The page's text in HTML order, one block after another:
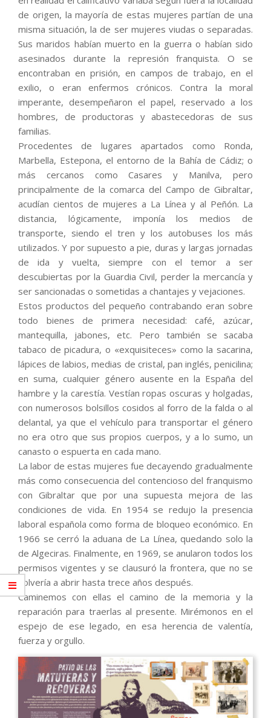
de origen, la mayoría de estas mujeres partían de una
misma situación, la de ser mujeres viudas o separadas.
Sus maridos habían muerto en la guerra o habían sido
asesinados durante la represión franquista. O se
encontraban en prisión, en campos de trabajo, en el
exilio, o eran enfermos crónicos. Contra la moral
imperante, desempeñaron el papel, reservado a los
hombres, de productoras y abastecedoras de sus
familias.
Procedentes de lugares apartados como Ronda,
Marbella, Estepona, el entorno de la Bahía de Cádiz; o
más cercanos como Casares y Manilva, pero
principalmente de la comarca del Campo de Gibraltar,
acudían cientos de mujeres a La Línea y al Peñón. La
distancia, lógicamente, imponía los medios de
transporte, siendo el tren y los autobuses los más
utilizados. Y por supuesto a pie, duras y largas jornadas
de ida y vuelta, siempre con el temor a ser
descubiertas por la Guardia Civil, perder la mercancía y
ser sancionadas o sometidas a chantajes y vejaciones.
Estos productos del pequeño contrabando eran sobre
todo bienes de primera necesidad: café, azúcar,
mantequilla, jabones, etc. Pero también se sacaba
tabaco de picadura, o «exquisiteces» como la sacarina,
lápices de labios, medias de cristal, pan inglés, penicilina;
en suma, cualquier género ausente en la España del
hambre y la carestía. Vestían ropas oscuras y holgadas,
con numerosos bolsillos cosidos al forro de la falda o al
delantal, ya que el vehículo para transportar el género
no era otro que sus propios cuerpos, y a lo sumo, un
canasto o espuerta en cada mano.
La labor de estas mujeres fue decayendo gradualmente
más como consecuencia del contencioso del franquismo
con Gibraltar que por una supuesta mejora de las
condiciones de vida. En 1954 se redujo la presencia
laboral española como forma de bloqueo económico. En
1966 se cerró la aduana de La Línea, quedando solo la
de Algeciras. Finalmente, en 1969, se anularon todos los
permisos vigentes y se clausuró la frontera, que no se
volvería a abrir hasta trece años después.
Caminemos con ellas el camino de la memoria y la
reparación para traerlas al presente. Mirémonos en el
espejo de ese legado, en esa herencia de valentía,
fuerza y orgullo.